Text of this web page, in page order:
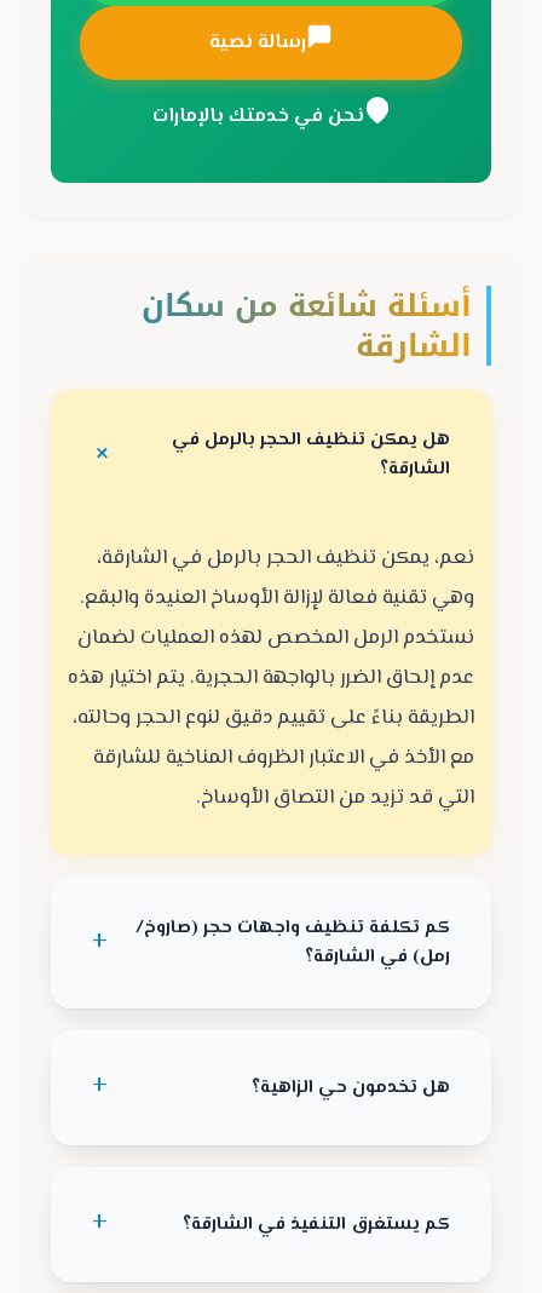
رسالة نصية
نحن في خدمتك بالإمارات
أسئلة شائعة من سكان
الشارقة
هل يمكن تنظيف الحجر بالرمل في
الشارقة؟
نعم، يمكن تنظيف الحجر بالرمل في الشارقة،
وهي تقنية فعالة لإزالة الأوساخ العنيدة والبقع.
نستخدم الرمل المخصص لهذه العمليات لضمان
عدم إلحاق الضرر بالواجهة الحجرية. يتم اختيار هذه
الطريقة بناءً على تقييم دقيق لنوع الحجر وحالته،
مع الأخذ في الاعتبار الظروف المناخية للشارقة
التي قد تزيد من التصاق الأوساخ.
كم تكلفة تنظيف واجهات حجر (صاروخ/
رمل) في الشارقة؟
هل تخدمون حي الزاهية؟
كم يستغرق التنفيذ في الشارقة؟